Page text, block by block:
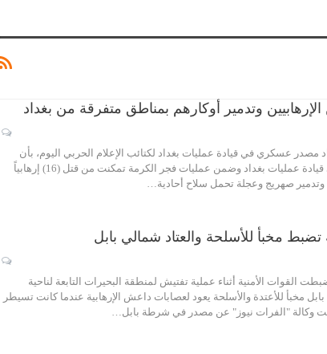
وتدمير أوكارهم بمناطق متفرقة من بغداد
مصدر عسكري في قيادة عمليات بغداد لكتائب الإعلام الحربي اليوم، بأن
"القوات الأمنية في قيادة عمليات بغداد وضمن عمليات فجر الكرمة تمكنت من قتل (16) إرهابياً
وتدمير صهريج وعجلة تحمل سلاح أحادية…
تضبط مخبأ للأسلحة والعتاد شمالي بابل
القوات الأمنية أثناء عملية تفتيش لمنطقة البحيرات التابعة لناحية
مخبأ للأعتدة والأسلحة يعود لعصابات داعش الإرهابية عندما كانت تسيطر
وكالة "الفرات نيوز" عن مصدر في شرطة بابل…